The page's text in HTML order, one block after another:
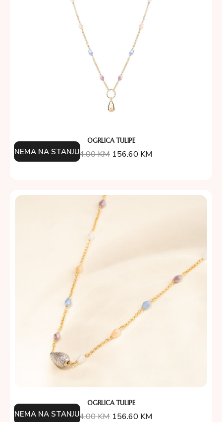
OGRLICA TULIPE
174.00KM 156.60 KM
NEMA NA STANJU
OGRLICA TULIPE
174.00KM 156.60 KM
NEMA NA STANJU